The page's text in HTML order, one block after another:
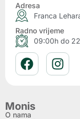
Adresa
Franca
Radno vrijeme
09:00h do
Monis
O nama